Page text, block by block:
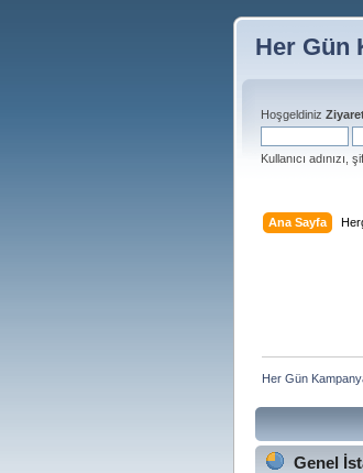
Her Gün
Hoşgeldiniz
Kullanıcı
Ana Sayfa
Her Gün
Genel